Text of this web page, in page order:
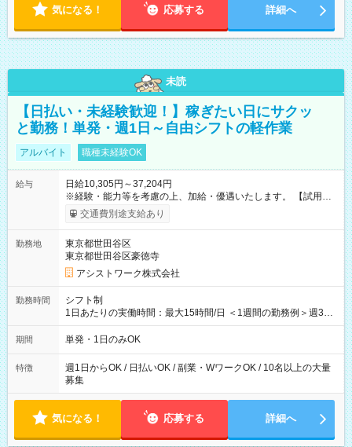
気になる！ 応募する 詳細へ
未読
【日払い・未経験歓迎！】稼ぎたい日にサクッ
と勤務！単発・週1日～自由シフトの軽作業
アルバイト 職種未経験OK
給与
日給10,305円～37,204円
※経験・能力等を考慮の上、加給・優遇いたします。 【試用期
間】試用期間なし
交通費別途支給あり
勤務地
東京都世田谷区
東京都世田谷区豪徳寺
アシストワーク株式会社
勤務時間
シフト制
1日あたりの実働時間：最大15時間/日 ＜1週間の勤務例＞週3回
勤務 勤務：月・水・金 休み：火・木・土・日 好きな時にお仕事
可能です！ ※1日あたりの最大実働時間は日勤、夜勤共に勤務し
期間 単発・1日のみOK
特徴
週1日からOK / 日払いOK / 副業・WワークOK / 10名以上の大量
募集
気になる！ 応募する 詳細へ